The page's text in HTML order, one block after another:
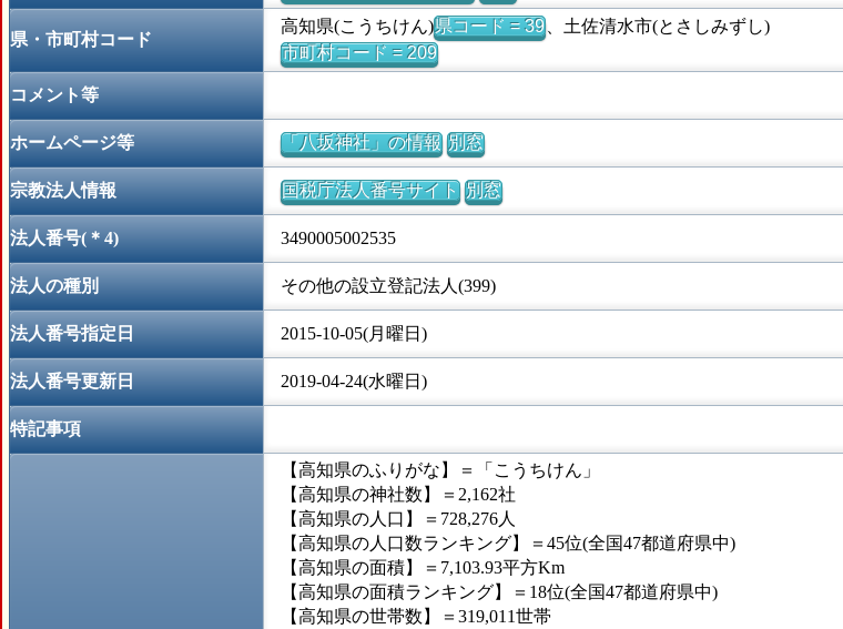
県・市町村コード
高知県(こうちけん)県コード = 39、土佐清水市(とさしみずし)
市町村コード = 209
コメント等
ホームページ等 「八坂神社」の情報 別窓
宗教法人情報 国税庁法人番号サイト 別窓
法人番号(＊4) 3490005002535
法人の種別 その他の設立登記法人(399)
法人番号指定日 2015-10-05(月曜日)
法人番号更新日 2019-04-24(水曜日)
特記事項
【高知県のふりがな】＝「こうちけん」
【高知県の神社数】＝2,162社
【高知県の人口】＝728,276人
【高知県の人口数ランキング】＝45位(全国47都道府県中)
【高知県の面積】＝7,103.93平方Km
【高知県の面積ランキング】＝18位(全国47都道府県中)
【高知県の世帯数】＝319,011世帯